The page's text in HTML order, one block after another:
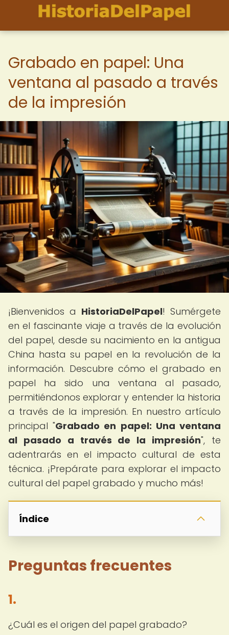
Grabado en papel: Una
ventana al pasado a través
de la impresión
¡Bienvenidos a HistoriaDelPapel! Sumérgete
en el fascinante viaje a través de la evolución
del papel, desde su nacimiento en la antigua
China hasta su papel en la revolución de la
información. Descubre cómo el grabado en
papel ha sido una ventana al pasado,
permitiéndonos explorar y entender la historia
a través de la impresión. En nuestro artículo
principal "Grabado en papel: Una ventana
al pasado a través de la impresión", te
adentrarás en el impacto cultural de esta
técnica. ¡Prepárate para explorar el impacto
cultural del papel grabado y mucho más!
Índice
Preguntas frecuentes
1.
¿Cuál es el origen del papel grabado?